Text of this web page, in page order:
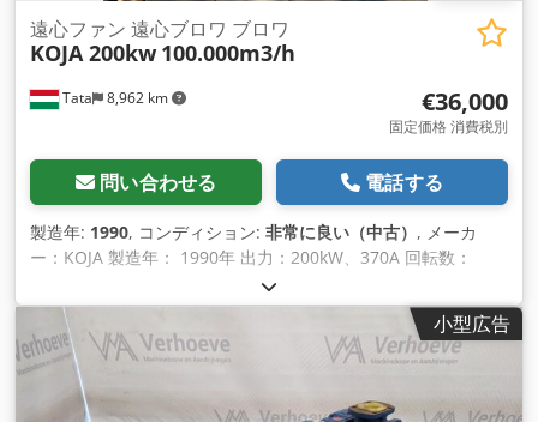
Tata 8,962 km
遠心ファン 遠心ブロワ ブロワ
KOJA 200kw 100.000m3/h
€36,000
固定価格 消費税別
問い合わせる 電話する
製造年: 1990, コンディション: 非常に良い（中古） , メーカ
ー：KOJA 製造年： 1990年 出力：200kW、370A 回転数：
1485 rpm 吐出空気流量： 約100,000 m3/時 吸込側： 直径
800 mm プレス側： 800 x 620 mm インペラ直径： 1800 mm
Gehäuseabmessungen: 3400x3100x2400 モーターを含む正
味重量： 約4.5トン インレットガイドベーン、グリース潤滑ロ
ーラーベアリングによる空力制御。 Csdpsrgqm Hefx Aktsrf
機械は分解でき、標準的なローリーで輸送できます。
小型広告